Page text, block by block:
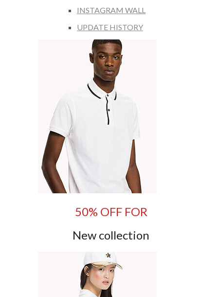
INSTAGRAM WALL
UPDATE HISTORY
50% OFF FOR
New collection